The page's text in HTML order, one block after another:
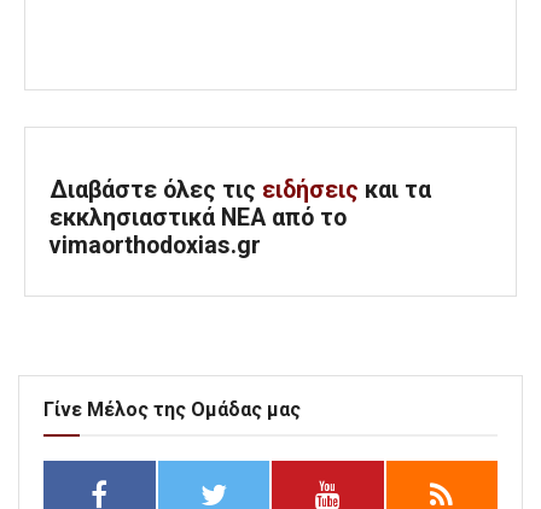
Διαβάστε όλες τις ειδήσεις και τα
εκκλησιαστικά ΝΕΑ από το
vimaorthodoxias.gr
Γίνε Μέλος της Ομάδας μας